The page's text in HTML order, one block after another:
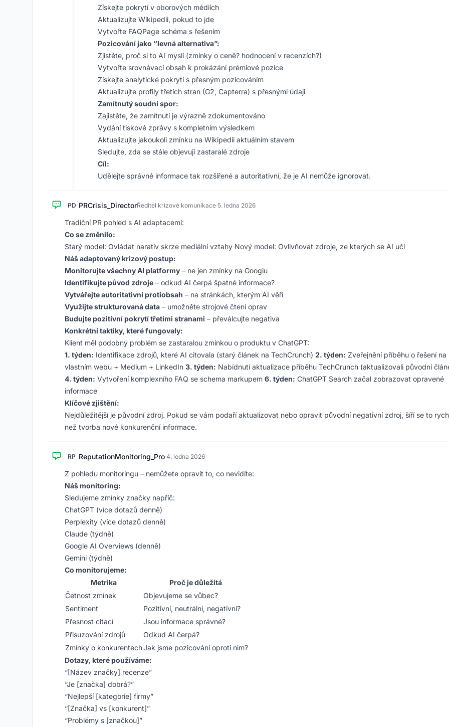
Získejte pokrytí v oborových médiích
Aktualizujte Wikipedii, pokud to jde
Vytvořte FAQPage schéma s řešením
Pozicování jako “levná alternativa”:
Zjistěte, proč si to AI myslí (zmínky o ceně? hodnocení v recenzích?)
Vytvořte srovnávací obsah k prokázání prémiové pozice
Získejte analytické pokrytí s přesným pozicováním
Aktualizujte profily třetích stran (G2, Capterra) s přesnými údaji
Zamítnutý soudní spor:
Zajistěte, že zamítnutí je výrazně zdokumentováno
Vydání tiskové zprávy s kompletním výsledkem
Aktualizujte jakoukoli zmínku na Wikipedii aktuálním stavem
Sledujte, zda se stále objevují zastaralé zdroje
Cíl:
Udělejte správné informace tak rozšířené a autoritativní, že je AI nemůže ignorovat.
PD PRCrisis_DirectorŘeditel krizové komunikace·5. ledna 2026
Tradiční PR pohled s AI adaptacemi:
Co se změnilo:
Starý model: Ovládat narativ skrze mediální vztahy Nový model: Ovlivňovat zdroje, ze kterých se AI učí
Náš adaptovaný krizový postup:
Monitorujte všechny AI platformy – ne jen zmínky na Googlu
Identifikujte původ zdroje – odkud AI čerpá špatné informace?
Vytvářejte autoritativní protiobsah – na stránkách, kterým AI věří
Využijte strukturovaná data – umožněte strojové čtení oprav
Budujte pozitivní pokrytí třetími stranami – převálcujte negativa
Konkrétní taktiky, které fungovaly:
Klient měl podobný problém se zastaralou zmínkou o produktu v ChatGPT:
1. týden: Identifikace zdrojů, které AI citovala (starý článek na TechCrunch) 2. týden: Zveřejnění příběhu o řešení na
vlastním webu + Medium + LinkedIn 3. týden: Nabídnutí aktualizace příběhu TechCrunch (aktualizovali původní
4. týden: Vytvoření komplexního FAQ se schema markupem 6. týden: ChatGPT Search začal zobrazovat opravené
informace
Klíčové zjištění:
Nejdůležitější je původní zdroj. Pokud se vám podaří aktualizovat nebo opravit původní negativní zdroj, šíří se to
než tvorba nové konkurenční informace.
RP ReputationMonitoring_Pro·4. ledna 2026
Z pohledu monitoringu – nemůžete opravit to, co nevidíte:
Náš monitoring:
Sledujeme zmínky značky napříč:
ChatGPT (více dotazů denně)
Perplexity (více dotazů denně)
Claude (týdně)
Google AI Overviews (denně)
Gemini (týdně)
Co monitorujeme:
Metrika
Proč je důležitá
Četnost zmínek
Objevujeme se vůbec?
Sentiment
Pozitivní, neutrální, negativní?
Přesnost citací
Jsou informace správné?
Přisuzování zdrojů
Odkud AI čerpá?
Zmínky o konkurentechJak jsme pozicováni oproti nim?
Dotazy, které používáme:
“[Název značky] recenze”
“Je [značka] dobrá?”
“Nejlepší [kategorie] firmy”
“[Značka] vs [konkurent]”
“Problémy s [značkou]”